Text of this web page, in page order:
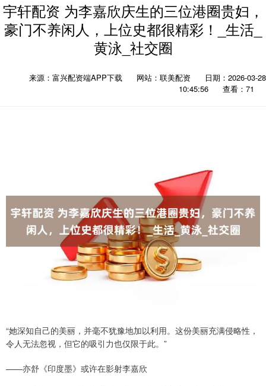
宇轩配资 为李嘉欣庆生的三位港圈贵妇，
豪门不养闲人，上位史都很精彩！_生活_
黄泳_社交圈
来源：富兴配资端APP下载 网站：联美配资
日期：2026-03-28
10:45:56
查看：71
“她深知自己的美丽，并毫不犹豫地加以利用。这份美丽充满侵略性，
令人无法忽视，但它的吸引力也仅限于此。”
——亦舒《印度墨》或许在影射李嘉欣